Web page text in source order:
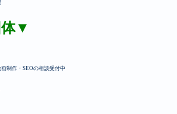
▼
制作・SEOの相談受付中